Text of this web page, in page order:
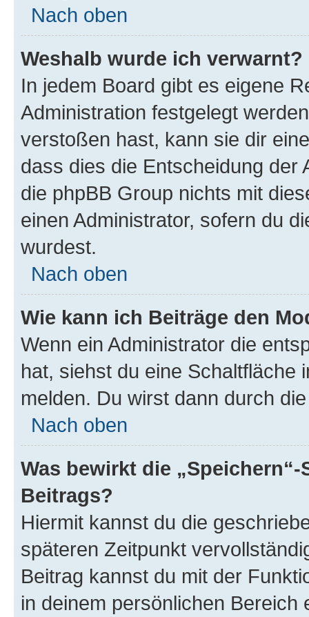
Nach oben
Weshalb wurde ich verwarnt?
In jedem Board gibt es eigene
Administration festgelegt
verstoßen hast, kann sie dir
dass dies die Entscheidung der
die phpBB Group nichts mit
einen Administrator, sofern du
wurdest.
Nach oben
Wie kann ich Beiträge den
Wenn ein Administrator die
hat, siehst du eine Schaltfläche
melden. Du wirst dann durch
Nach oben
Was bewirkt die
Beitrags?
Hiermit kannst du die
späteren Zeitpunkt
Beitrag kannst du mit der
in deinem persönlichen Bereich